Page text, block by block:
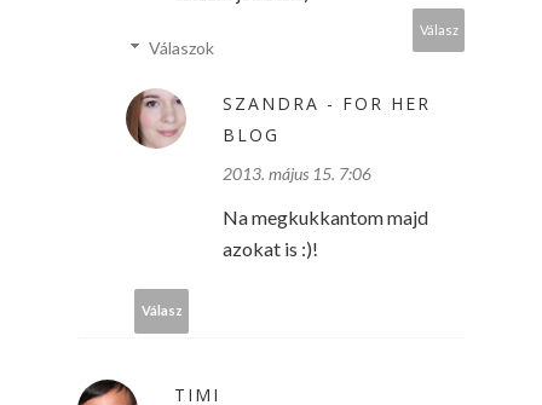
Válasz
Válaszok
SZANDRA - FOR HER
BLOG
2013. május 15. 7:06
Na megkukkantom majd
azokat is :)!
Válasz
TIMI